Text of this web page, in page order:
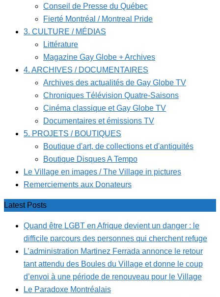
Conseil de Presse du Québec
Fierté Montréal / Montreal Pride
3. CULTURE / MÉDIAS
Littérature
Magazine Gay Globe + Archives
4. ARCHIVES / DOCUMENTAIRES
Archives des actualités de Gay Globe TV
Chroniques Télévision Quatre-Saisons
Cinéma classique et Gay Globe TV
Documentaires et émissions TV
5. PROJETS / BOUTIQUES
Boutique d'art, de collections et d'antiquités
Boutique Disques A Tempo
Le Village en images / The Village in pictures
Remerciements aux Donateurs
Latest Posts
Quand être LGBT en Afrique devient un danger : le
difficile parcours des personnes qui cherchent refuge
L’administration Martinez Ferrada annonce le retour
tant attendu des Boules du Village et donne le coup
d’envoi à une période de renouveau pour le Village
Le Paradoxe Montréalais